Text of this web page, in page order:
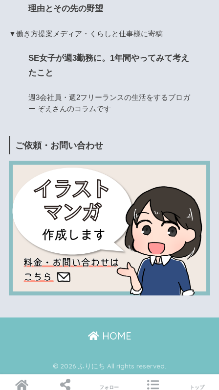
理由とその先の野望
▼働き方提案メディア・くらしと仕事様に寄稿
SE女子が週3勤務に。1年間やってみて考え
たこと
週3会社員・週2フリーランスの生活をするブロガ
ー ぞえさんのコラムです
ご依頼・お問い合わせ
HOME
© 2026 ふりにち All rights reserved.
フォロー トップ